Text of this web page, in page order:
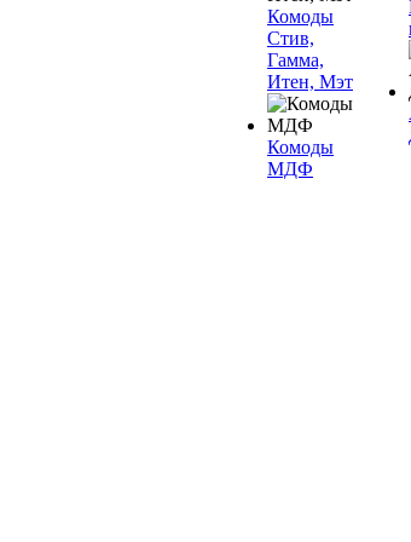
Комоды
Стив,
Гамма,
Итен, Мэт
Комоды
МДФ